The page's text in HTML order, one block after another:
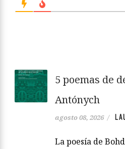
5 poemas de
Antónych
agosto 08, 2026 /
La poesía de